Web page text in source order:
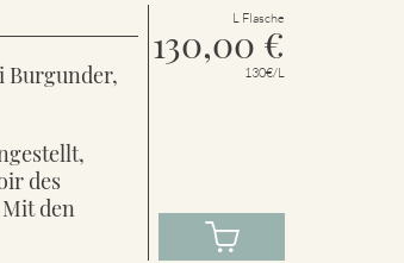
Burgunder,
des
den
L Flasche
130,00 €
130€/L